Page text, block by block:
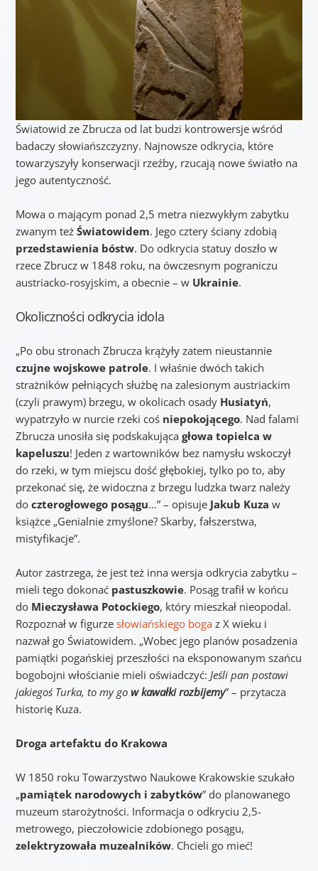
Światowid ze Zbrucza od lat budzi kontrowersje wśród
badaczy słowiańszczyzny. Najnowsze odkrycia, które
towarzyszyły konserwacji rzeźby, rzucają nowe światło na
jego autentyczność.
Mowa o mającym ponad 2,5 metra niezwykłym zabytku
zwanym też Światowidem. Jego cztery ściany zdobią
przedstawienia bóstw. Do odkrycia statuy doszło w
rzece Zbrucz w 1848 roku, na ówczesnym pograniczu
austriacko-rosyjskim, a obecnie – w Ukrainie.
Okoliczności odkrycia idola
„Po obu stronach Zbrucza krążyły zatem nieustannie
czujne wojskowe patrole. I właśnie dwóch takich
strażników pełniących służbę na zalesionym austriackim
(czyli prawym) brzegu, w okolicach osady Husiatyń,
wypatrzyło w nurcie rzeki coś niepokojącego. Nad falami
Zbrucza unosiła się podskakująca głowa topielca w
kapeluszu! Jeden z wartowników bez namysłu wskoczył
do rzeki, w tym miejscu dość głębokiej, tylko po to, aby
przekonać się, że widoczna z brzegu ludzka twarz należy
do czterogłowego posągu…” – opisuje Jakub Kuza w
książce „Genialnie zmyślone? Skarby, fałszerstwa,
mistyfikacje”.
Autor zastrzega, że jest też inna wersja odkrycia zabytku –
mieli tego dokonać pastuszkowie. Posąg trafił w końcu
do Mieczysława Potockiego, który mieszkał nieopodal.
Rozpoznał w figurze słowiańskiego bogaz X wieku i
nazwał go Światowidem. „Wobec jego planów posadzenia
pamiątki pogańskiej przeszłości na eksponowanym szańcu
bogobojni włościanie mieli oświadczyć: Jeśli pan postawi
jakiegoś Turka, to my go w kawałki rozbijemy” – przytacza
historię Kuza.
Droga artefaktu do Krakowa
W 1850 roku Towarzystwo Naukowe Krakowskie szukało
„pamiątek narodowych i zabytków” do planowanego
muzeum starożytności. Informacja o odkryciu 2,5-
metrowego, pieczołowicie zdobionego posągu,
zelektryzowała muzealników. Chcieli go mieć!